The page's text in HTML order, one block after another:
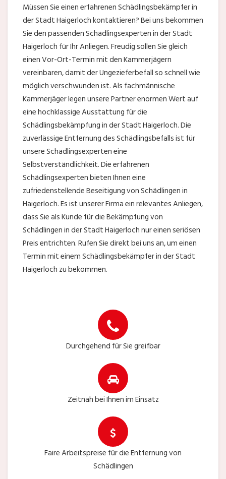
Müssen Sie einen erfahrenen Schädlingsbekämpfer in
der Stadt Haigerloch kontaktieren? Bei uns bekommen
Sie den passenden Schädlingsexperten in der Stadt
Haigerloch für Ihr Anliegen. Freudig sollen Sie gleich
einen Vor-Ort-Termin mit den Kammerjägern
vereinbaren, damit der Ungezieferbefall so schnell wie
möglich verschwunden ist. Als fachmännische
Kammerjäger legen unsere Partner enormen Wert auf
eine hochklassige Ausstattung für die
Schädlingsbekämpfung in der Stadt Haigerloch. Die
zuverlässige Entfernung des Schädlingsbefalls ist für
unsere Schädlingsexperten eine
Selbstverständlichkeit. Die erfahrenen
Schädlingsexperten bieten Ihnen eine
zufriedenstellende Beseitigung von Schädlingen in
Haigerloch. Es ist unserer Firma ein relevantes Anliegen,
dass Sie als Kunde für die Bekämpfung von
Schädlingen in der Stadt Haigerloch nur einen seriösen
Preis entrichten. Rufen Sie direkt bei uns an, um einen
Termin mit einem Schädlingsbekämpfer in der Stadt
Haigerloch zu bekommen.
Durchgehend für Sie greifbar
Zeitnah bei Ihnen im Einsatz
Faire Arbeitspreise für die Entfernung von
Schädlingen